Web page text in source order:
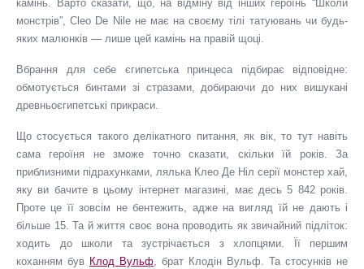
камінь. Варто сказати, що, на відміну від інших героїнь “Школи
монстрів”, Cleo De Nile не має на своєму тілі татуювань чи будь-
яких малюнків — лише цей камінь на правій щоці.
Вбрання для себе єгипетська принцеса підбирає відповідне:
обмотується бинтами зі стразами, добираючи до них вишукані
древньоєгипетські прикраси.
Що стосується такого делікатного питання, як вік, то тут навіть
сама героїня не зможе точно сказати, скільки їй років. За
приблизними підрахунками, лялька Клео Де Ніл серії монстер хай,
яку ви бачите в цьому інтернет магазині, має десь 5 842 років.
Проте це її зовсім не бентежить, адже на вигляд їй не дають і
більше 15. Та й життя своє вона проводить як звичайний підліток:
ходить до школи та зустрічається з хлопцями. Її першим
коханням був Клод Вульф , брат Клодін Вульф. Та стосунків не